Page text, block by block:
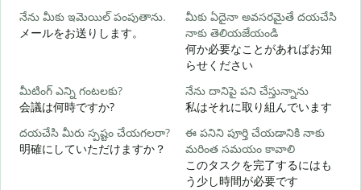
నేను మీకు ఇమెయిల్ పంపుతాను.
メールをお送りします。
మీకు ఏదైనా అవసరమైతే దయచేసి
నాకు తెలియజేయండి
何か必要なことがあればお知
らせください
మీటింగ్ ఎన్ని గంటలకు?
会議は何時ですか?
నేను దానిపై పని చేస్తున్నాను
私はそれに取り組んでいます
దయచేసి మీరు స్పష్టం చేయగలరా?
明確にしていただけますか？
ఈ పనిని పూర్తి చేయడానికి నాకు
మరింత సమయం కావాలి
このタスクを完了するにはも
う少し時間が必要です